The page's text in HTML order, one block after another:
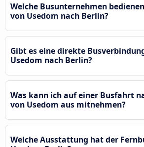
Welche Busunternehmen
von Usedom nach Berlin?
Gibt es eine direkte
Usedom nach Berlin?
Was kann ich auf einer Busfahrt
von Usedom aus mitnehmen?
Welche Ausstattung hat der